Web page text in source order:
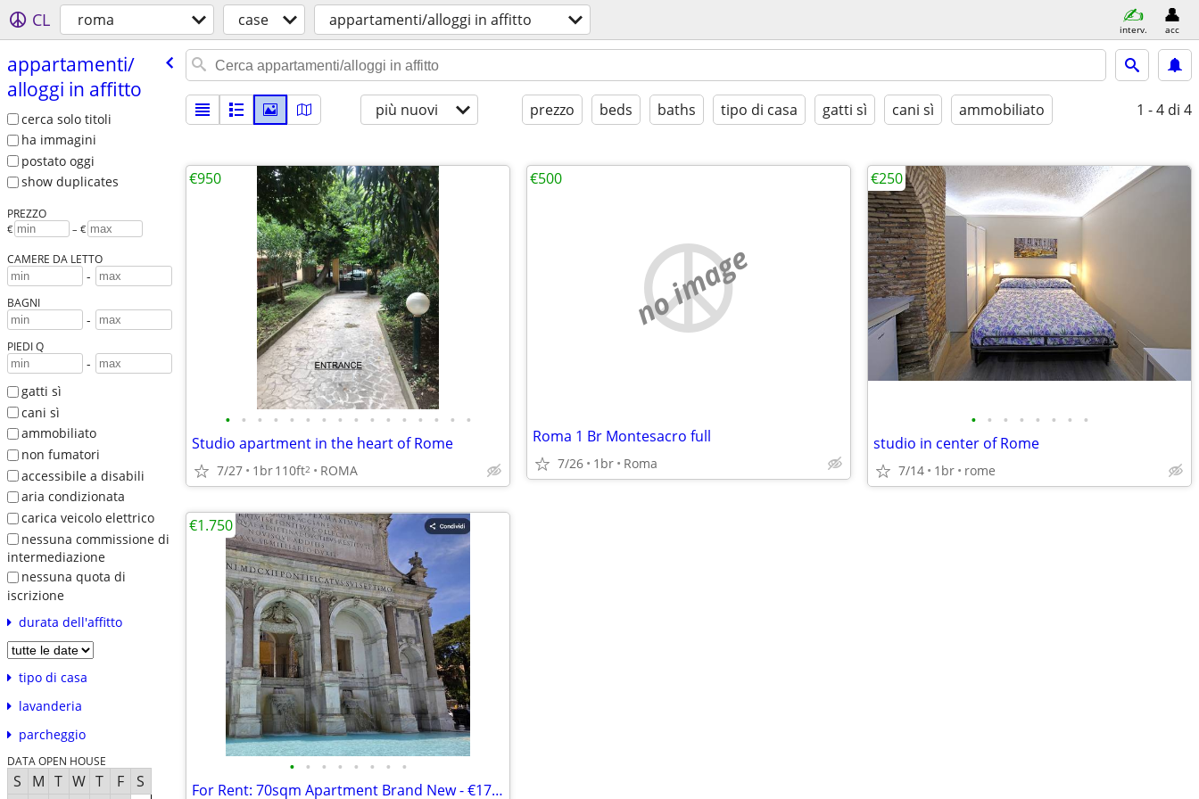
CL roma case appartamenti/alloggi in affitto interv. acc
appartamenti/​
alloggi in affitto
cerca solo titoli
ha immagini
postato oggi
show duplicates
PREZZO
€ – €
CAMERE DA LETTO
-
BAGNI
-
PIEDI Q
-
gatti sì
cani sì
ammobiliato
non fumatori
accessibile a disabili
aria condizionata
carica veicolo elettrico
nessuna commissione di
intermediazione
nessuna quota di
iscrizione
durata dell'affitto
tipo di casa
lavanderia
parcheggio
DATA OPEN HOUSE
S M T W T F S
più nuovi prezzo beds baths tipo di casa gatti sì cani sì ammobiliato 1 - 4 di 4
• • • • • • • • • • • • • • • •
Studio apartment in the heart of Rome
7/27 1br110ft2 ROMA
€950
no image
Roma 1 Br Montesacro full
7/26 1br Roma
€500
• • • • • • • •
studio in center of Rome
7/14 1br rome
€250
• • • • • • • •
For Rent: 70sqm Apartment Brand New - €1750/month
€1.750